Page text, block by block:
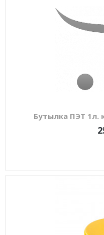
Бутылка ПЭТ 1л.